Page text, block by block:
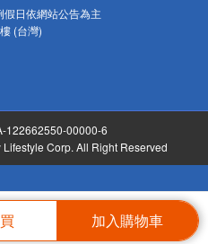
加入購物車
日依網站公告為主
(台灣)
122662550-00000-6
Corp. All Right Reserved